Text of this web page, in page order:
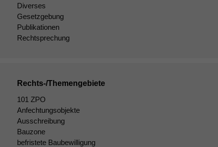
Diverses
Gesetzgebung
Publikationen
Rechtsprechung
Rechts-/Themengebiete
101 ZPO
Anfechtungsobjekte
Ausschreibung
Bauzone
befristete Baubewilligung